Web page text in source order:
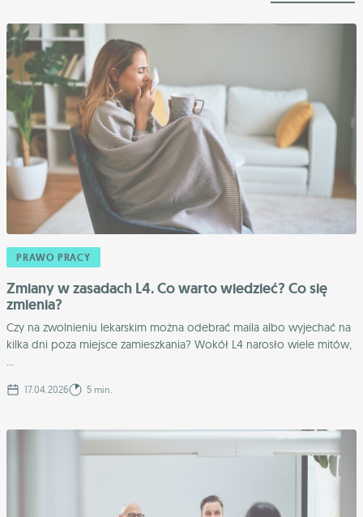
PRAWO PRACY
Zmiany w zasadach L4. Co warto wiedzieć? Co się
zmienia?
Czy na zwolnieniu lekarskim można odebrać maila albo wyjechać na
kilka dni poza miejsce zamieszkania? Wokół L4 narosło wiele mitów,
17.04.2026 5 min.